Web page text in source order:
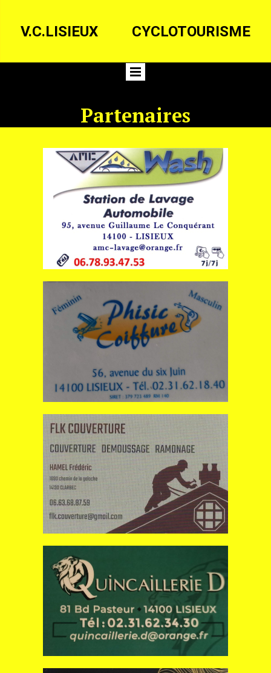
V.C.LISIEUX CYCLOTOURISME
Partenaires